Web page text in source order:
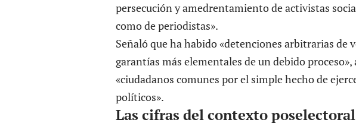
persecución y amedrentamiento de activistas
como de periodistas».
Señaló que ha habido «detenciones arbitrarias de
garantías más elementales de un debido proceso»,
«ciudadanos comunes por el simple hecho de
políticos».
Las cifras del contexto poselectoral